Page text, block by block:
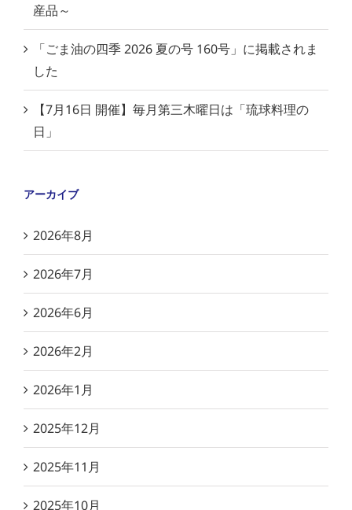
産品～
「ごま油の四季 2026 夏の号 160号」に掲載されま
した
【7月16日 開催】毎月第三木曜日は「琉球料理の
日」
アーカイブ
2026年8月
2026年7月
2026年6月
2026年2月
2026年1月
2025年12月
2025年11月
2025年10月